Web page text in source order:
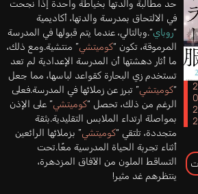
2022
حد مطالبة والدتها بخياطة واحدة إذا نجحت
في الالتحاق بمدرسة والدتها، أكاديمية
“روباي“.وبالتالي، عندما يتم قبولها في المدرسة
المرموقة، تكون “كوميتشي” منتشية.ومع ذلك،
ما أثار دهشتها أن المدرسة الإعدادية لم تعد
تستخدم زي البحارة كقواعد لباسها، مما جعل
“كوميتشي” تبرز عن زملائها في المدرسة.فعلى
الرغم من ذلك، تحصل “كوميتشي” على الإذن
بمواصلة ارتداء الملابس التقليدية.بثقة
متجددة، تلتقي “كوميتشي” بزملائها الرائعين
أثناء تجربة الحياة المدرسية معًا.تحت
التساقط الملون من الآفاق المزدهرة،
ينتظرهم غد مثير!